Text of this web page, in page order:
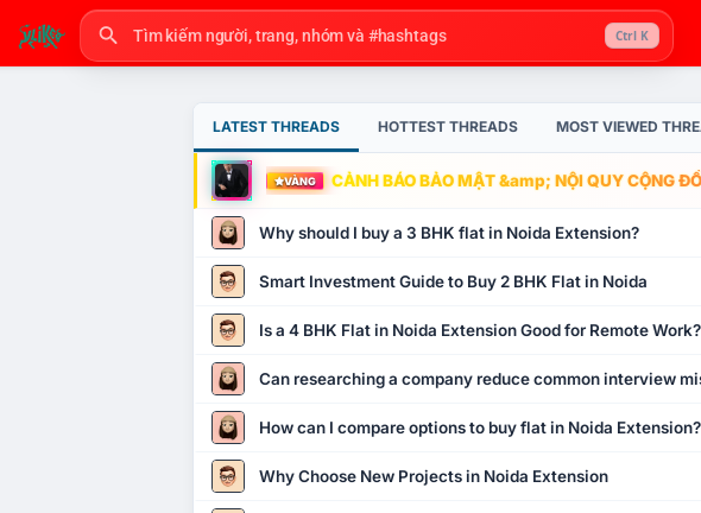
Ctrl K
LATEST THREADS HOTTEST THREADS MOST VIEWED
VÀNG CẢNH BÁO BẢO MẬT &amp; NỘI QUY CỘNG
Why should I buy a 3 BHK flat in Noida Extension?
Smart Investment Guide to Buy 2 BHK Flat in Noida
Is a 4 BHK Flat in Noida Extension Good for Remote Work?
Can researching a company reduce common interview
How can I compare options to buy flat in Noida Extension?
Why Choose New Projects in Noida Extension